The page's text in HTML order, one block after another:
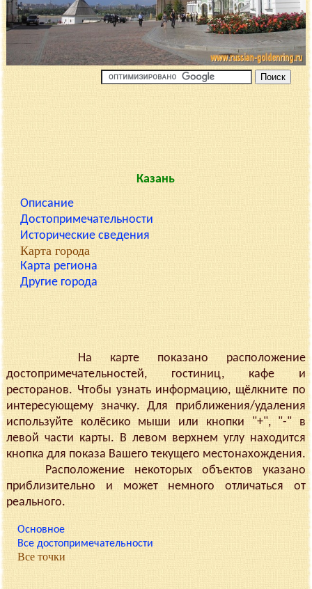
Казань
Описание
Достопримечательности
Исторические сведения
Карта города
Карта региона
Другие города
На карте показано расположение
достопримечательностей, гостиниц, кафе и
ресторанов. Чтобы узнать информацию, щёлкните по
интересующему значку. Для приближения/удаления
используйте колёсико мыши или кнопки "+", "-" в
левой части карты. В левом верхнем углу находится
кнопка для показа Вашего текущего местонахождения.
Расположение некоторых объектов указано
приблизительно и может немного отличаться от
реального.
Основное
Все достопримечательности
Все точки